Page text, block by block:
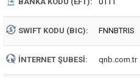
SWIFT KODU (BIC): FNNBTRIS
İNTERNET ŞUBESI: qnb.com.tr